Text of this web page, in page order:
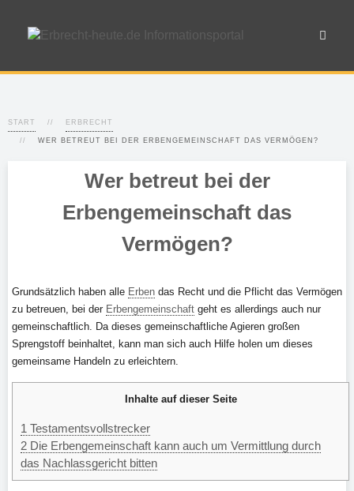
START ERBRECHT
WER BETREUT BEI DER ERBENGEMEINSCHAFT DAS VERMÖGEN?
Wer betreut bei der
Erbengemeinschaft das
Vermögen?
Grundsätzlich haben alle Erben das Recht und die Pflicht das Vermögen
zu betreuen, bei der Erbengemeinschaft geht es allerdings auch nur
gemeinschaftlich. Da dieses gemeinschaftliche Agieren großen
Sprengstoff beinhaltet, kann man sich auch Hilfe holen um dieses
gemeinsame Handeln zu erleichtern.
Inhalte auf dieser Seite
1 Testamentsvollstrecker
2 Die Erbengemeinschaft kann auch um Vermittlung durch
das Nachlassgericht bitten